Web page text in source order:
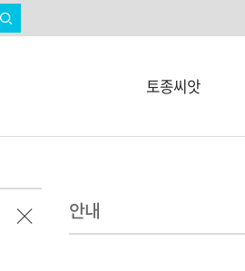
토종씨앗
안내